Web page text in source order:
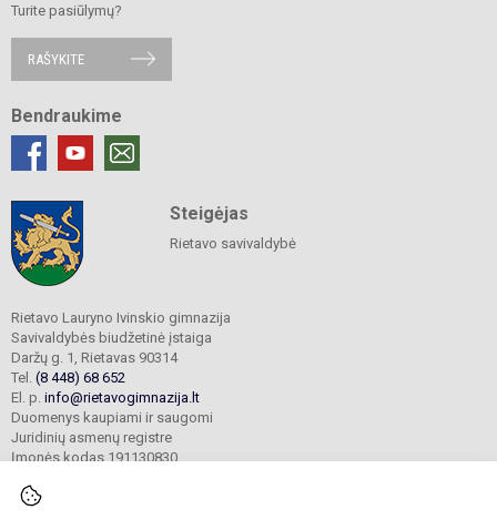
Turite pasiūlymų?
RAŠYKITE
Bendraukime
Steigėjas
Rietavo savivaldybė
Rietavo Lauryno Ivinskio gimnazija
Savivaldybės biudžetinė įstaiga
Daržų g. 1, Rietavas 90314
Tel. (8 448) 68 652
El. p. info@rietavogimnazija.lt
Duomenys kaupiami ir saugomi
Juridinių asmenų registre
Įmonės kodas 191130830